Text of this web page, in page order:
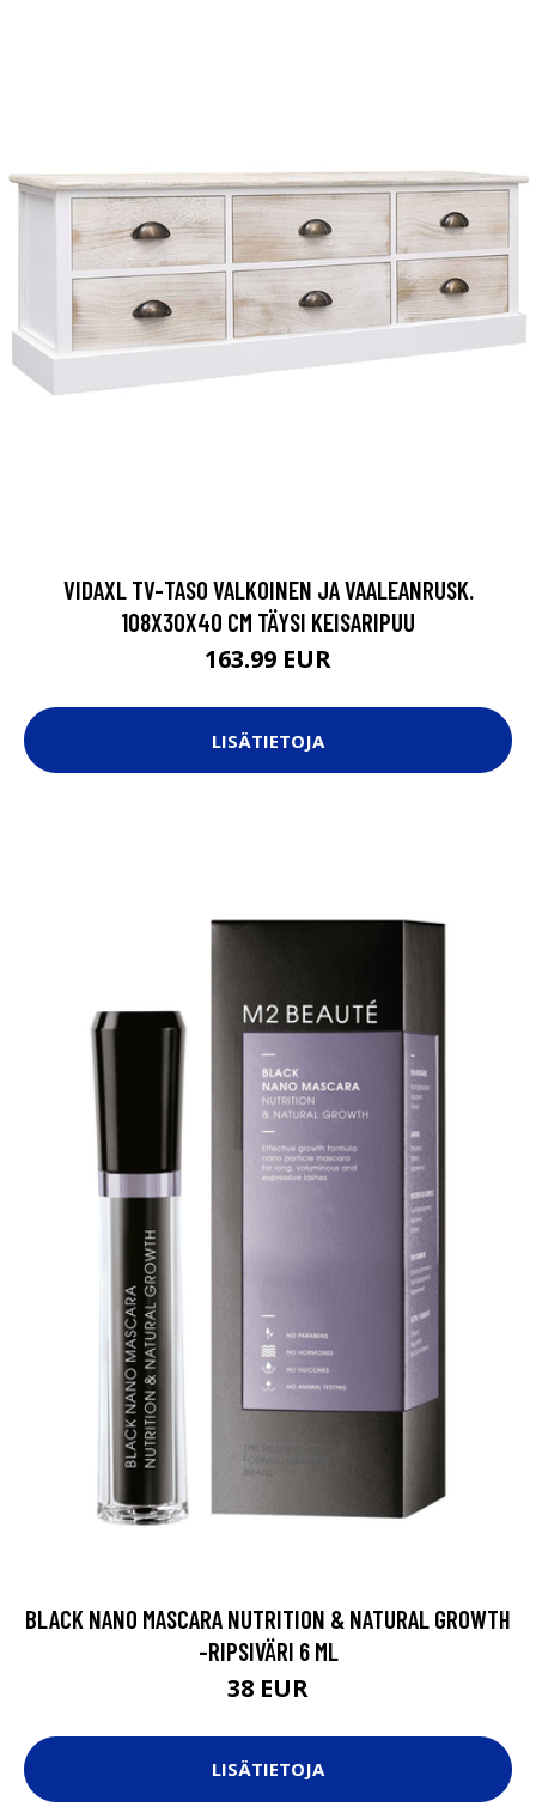
VIDAXL TV-TASO VALKOINEN JA VAALEANRUSK.
108X30X40 CM TÄYSI KEISARIPUU
163.99 EUR
LISÄTIETOJA
BLACK NANO MASCARA NUTRITION & NATURAL GROWTH
-RIPSIVÄRI 6 ML
38 EUR
LISÄTIETOJA